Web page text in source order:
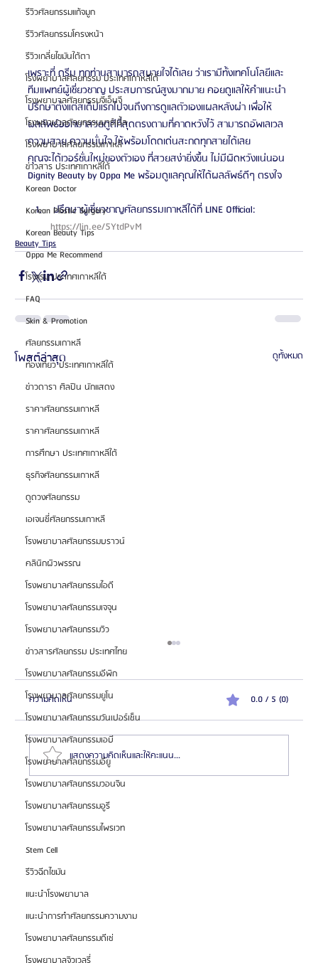
รีวิวศัลยกรรมแก้จมูก
รีวิวศัลยกรรมโครงหน้า
รีวิวเกลี่ยไขมันใต้ตา
โรงพยาบาลศัลยกรรม ประเทศเกาหลีใต้
โรงพยาบาลศัลยกรรมจีเอ็นจี
โรงพยาบาลศัลยกรรมมาร์เบิ้ล
โรงพยาบาลศัลยกรรมเกาหลี
ข่าวสาร ประเทศเกาหลีใต้
Korean Doctor
Korean Plastic Surgery
Korean Beauty Tips
Oppa Me Recommend
โรงแรม ประเทศเกาหลีใต้
FAQ
Skin & Promotion
ศัลยกรรมเกาหลี
ท่องเที่ยว ประเทศเกาหลีใต้
ข่าวดารา ศิลปิน นักแสดง
ราคาศัลยกรรมเกาหลี
ราคาศัลยกรรมเกาหลี
การศึกษา ประเทศเกาหลีใต้
ธุรกิจศัลยกรรมเกาหลี
ดูดวงศัลยกรรม
เอเจนซี่ศัลยกรรมเกาหลี
โรงพยาบาลศัลยกรรมบราวน์
คลินิกผิวพรรณ
โรงพยาบาลศัลยกรรมไอดี
โรงพยาบาลศัลยกรรมเจจุน
โรงพยาบาลศัลยกรรมวิว
ข่าวสารศัลยกรรม ประเทศไทย
โรงพยาบาลศัลยกรรมอีพิก
โรงพยาบาลศัลยกรรมยูโน
โรงพยาบาลศัลยกรรมวันเปอร์เซ็น
โรงพยาบาลศัลยกรรมเอบี
โรงพยาบาลศัลยกรรมอียู
โรงพยาบาลศัลยกรรมวอนจิน
โรงพยาบาลศัลยกรรมอูรี
โรงพยาบาลศัลยกรรมไพรเวท
Stem Cell
รีวิวฉีดไขมัน
แนะนำโรงพยาบาล
แนะนำการทำศัลยกรรมความงาม
โรงพยาบาลศัลยกรรมดีเซ่
เพราะที่ ดรีม ทุกท่านสามารถสบายใจได้เลย ว่าเรามีทั้งเทคโนโลยีและ
ทีมแพทย์ผู้เชี่ยวชาญ ประสบการณ์สูงมากมาย คอยดูแลให้คำแนะนำ
ปรึกษาตั้งแต่สเต็ปแรกไปจนถึงการดูแลตัวเองแผลหลังผ่า เพื่อให้
ผลลัพธ์ออกมาสวยดูดีที่สุดตรงตามที่คาดหวังไว้ สามารถอัพเลเวล
ความสวย ความมั่นใจ ให้พร้อมโดดเด่นสะกดทุกสายได้เลย
คุณจะได้เวอร์ชั่นใหม่ของตัวเอง ที่สวยสง่ายิ่งขึ้น ไม่มีผิดหวังแน่นอน
Dignity Beauty by Oppa Me พร้อมดูแลคุณให้ได้ผลลัพธ์ดีๆ ตรงใจ
ปรึกษาผู้เชี่ยวชาญศัลยกรรมเกาหลีได้ที่ LINE Official:
https://lin.ee/5YtdPvM
Beauty Tips
โพสต์ล่าสุด ดูทั้งหมด
HemaPure โปรแกรมฟอกเลือดเกาหลี ฟื้นฟูเซลล์และ
สุขภาพลึก
ความคิดเห็น 0.0 / 5 (0)
แสดงความคิดเห็นและให้คะแนน...